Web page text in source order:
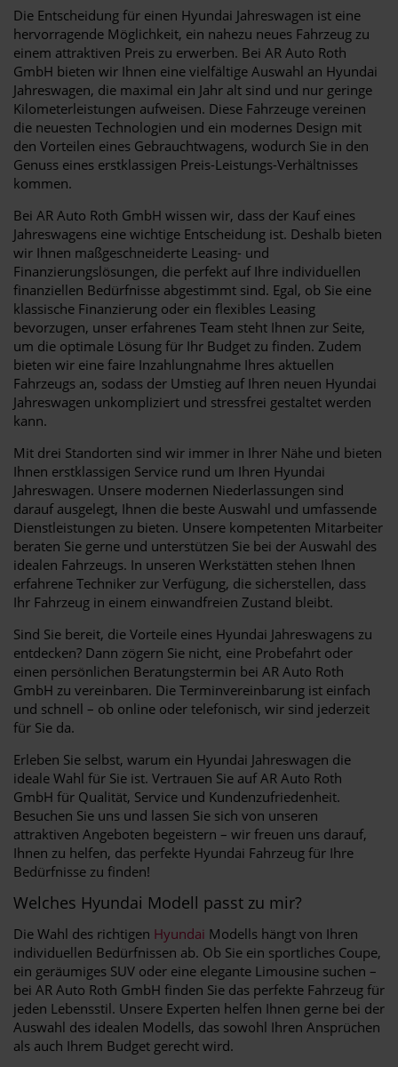
Die Entscheidung für einen Hyundai Jahreswagen ist eine
hervorragende Möglichkeit, ein nahezu neues Fahrzeug zu
einem attraktiven Preis zu erwerben. Bei AR Auto Roth
GmbH bieten wir Ihnen eine vielfältige Auswahl an Hyundai
Jahreswagen, die maximal ein Jahr alt sind und nur geringe
Kilometerleistungen aufweisen. Diese Fahrzeuge vereinen
die neuesten Technologien und ein modernes Design mit
den Vorteilen eines Gebrauchtwagens, wodurch Sie in den
Genuss eines erstklassigen Preis-Leistungs-Verhältnisses
kommen.
Bei AR Auto Roth GmbH wissen wir, dass der Kauf eines
Jahreswagens eine wichtige Entscheidung ist. Deshalb bieten
wir Ihnen maßgeschneiderte Leasing- und
Finanzierungslösungen, die perfekt auf Ihre individuellen
finanziellen Bedürfnisse abgestimmt sind. Egal, ob Sie eine
klassische Finanzierung oder ein flexibles Leasing
bevorzugen, unser erfahrenes Team steht Ihnen zur Seite,
um die optimale Lösung für Ihr Budget zu finden. Zudem
bieten wir eine faire Inzahlungnahme Ihres aktuellen
Fahrzeugs an, sodass der Umstieg auf Ihren neuen Hyundai
Jahreswagen unkompliziert und stressfrei gestaltet werden
kann.
Mit drei Standorten sind wir immer in Ihrer Nähe und bieten
Ihnen erstklassigen Service rund um Ihren Hyundai
Jahreswagen. Unsere modernen Niederlassungen sind
darauf ausgelegt, Ihnen die beste Auswahl und umfassende
Dienstleistungen zu bieten. Unsere kompetenten Mitarbeiter
beraten Sie gerne und unterstützen Sie bei der Auswahl des
idealen Fahrzeugs. In unseren Werkstätten stehen Ihnen
erfahrene Techniker zur Verfügung, die sicherstellen, dass
Ihr Fahrzeug in einem einwandfreien Zustand bleibt.
Sind Sie bereit, die Vorteile eines Hyundai Jahreswagens zu
entdecken? Dann zögern Sie nicht, eine Probefahrt oder
einen persönlichen Beratungstermin bei AR Auto Roth
GmbH zu vereinbaren. Die Terminvereinbarung ist einfach
und schnell – ob online oder telefonisch, wir sind jederzeit
für Sie da.
Erleben Sie selbst, warum ein Hyundai Jahreswagen die
ideale Wahl für Sie ist. Vertrauen Sie auf AR Auto Roth
GmbH für Qualität, Service und Kundenzufriedenheit.
Besuchen Sie uns und lassen Sie sich von unseren
attraktiven Angeboten begeistern – wir freuen uns darauf,
Ihnen zu helfen, das perfekte Hyundai Fahrzeug für Ihre
Bedürfnisse zu finden!
Welches Hyundai Modell passt zu mir?
Die Wahl des richtigen Hyundai Modells hängt von Ihren
individuellen Bedürfnissen ab. Ob Sie ein sportliches Coupe,
ein geräumiges SUV oder eine elegante Limousine suchen –
bei AR Auto Roth GmbH finden Sie das perfekte Fahrzeug für
jeden Lebensstil. Unsere Experten helfen Ihnen gerne bei der
Auswahl des idealen Modells, das sowohl Ihren Ansprüchen
als auch Ihrem Budget gerecht wird.